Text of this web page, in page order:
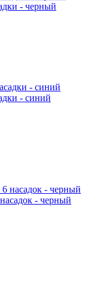
- черный
- синий
- черный